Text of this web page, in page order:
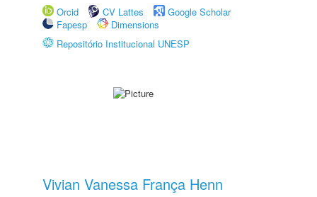
Orcid
CV Lattes
Google Scholar
Fapesp
Dimensions
Repositório Institucional UNESP
Vivian Vanessa França Henn